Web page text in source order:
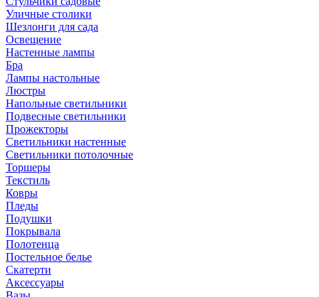
Уличные столики
Шезлонги для сада
Освещение
Hастенные лампы
Бра
Лампы настольные
Люстры
Напольные светильники
Подвесные светильники
Прожекторы
Светильники настенные
Светильники потолочные
Торшеры
Текстиль
Ковры
Пледы
Подушки
Покрывала
Полотенца
Постельное белье
Скатерти
Аксессуары